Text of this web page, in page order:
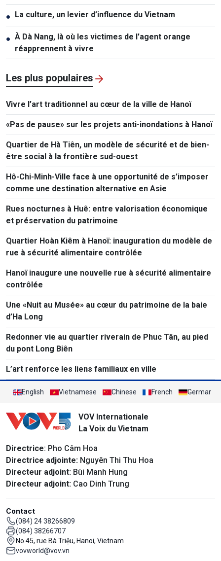
● La culture, un levier d’influence du Vietnam
● À Dà Nang, là où les victimes de l'agent orange
réapprennent à vivre
Les plus populaires
Vivre l’art traditionnel au cœur de la ville de Hanoï
«Pas de pause» sur les projets anti-inondations à Hanoï
Quartier de Hà Tiên, un modèle de sécurité et de bien-
être social à la frontière sud-ouest
Hô-Chi-Minh-Ville face à une opportunité de s’imposer
comme une destination alternative en Asie
Rues nocturnes à Huê: entre valorisation économique
et préservation du patrimoine
Quartier Hoàn Kiêm à Hanoï: inauguration du modèle de
rue à sécurité alimentaire contrôlée
Hanoï inaugure une nouvelle rue à sécurité alimentaire
contrôlée
Une «Nuit au Musée» au cœur du patrimoine de la baie
d’Ha Long
Redonner vie au quartier riverain de Phuc Tân, au pied
du pont Long Biên
L’art renforce les liens familiaux en ville
English Vietnamese Chinese French German
VOV Internationale
La Voix du Vietnam
Directrice: Pho Câm Hoa
Directrice adjointe: Nguyên Thi Thu Hoa
Directeur adjoint: Bùi Manh Hung
Directeur adjoint: Cao Dinh Trung
Contact
(084) 24 38266809
(084) 38266707
No 45, rue Bà Triệu, Hanoi, Vietnam
vovworld@vov.vn